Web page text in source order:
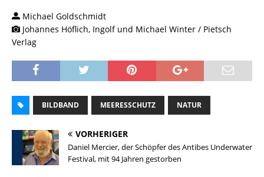
Michael Goldschmidt
Johannes Höflich, Ingolf und Michael Winter / Pietsch
Verlag
BILDBAND MEERESSCHUTZ NATUR
VORHERIGER
Daniel Mercier, der Schöpfer des Antibes Underwater
Festival, mit 94 Jahren gestorben